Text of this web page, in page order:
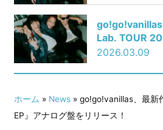
Lab. TOUR
館公演のライ
リリース決定
2026.03.09
ホーム » News» go!go!vanillas、最新
EP』アナログ盤をリリース！